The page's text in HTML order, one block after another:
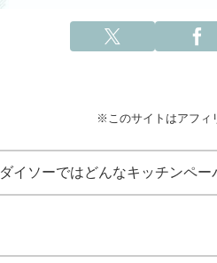
※このサイトはアフィ
ダイソーではどんなキッチンペ